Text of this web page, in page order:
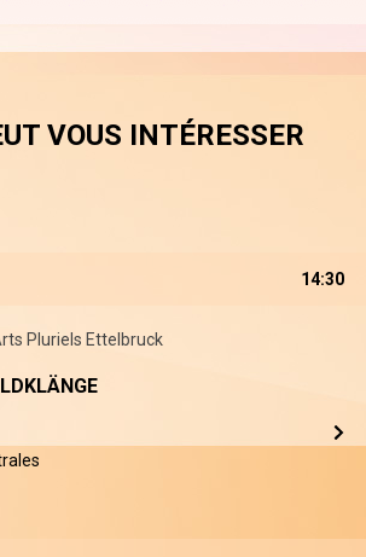
VOUS INTÉRESSER
14:30
Pluriels Ettelbruck